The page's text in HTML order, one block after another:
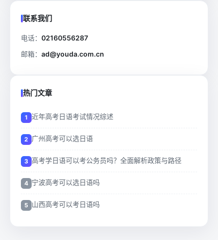
联系我们
电话： 02160556287
邮箱： ad@youda.com.cn
热门文章
近年高考日语考试情况综述
广州高考可以选日语
高考学日语可以考公务员吗？全面解析政策与路径
宁波高考可以选日语吗
山西高考可以考日语吗